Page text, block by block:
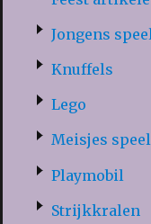
Jongens
Knuffels
Lego
Meisjes
Playmobil
Strijkkralen